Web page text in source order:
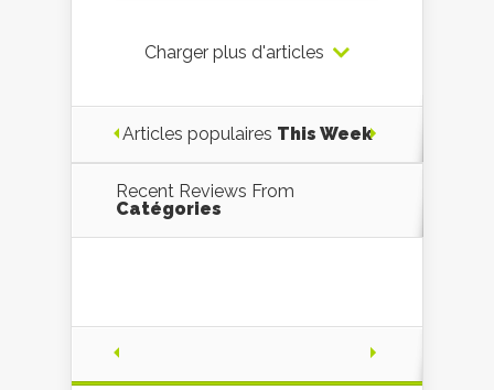
Charger plus d'articles
Articles populaires This Week
Recent Reviews From
Catégories